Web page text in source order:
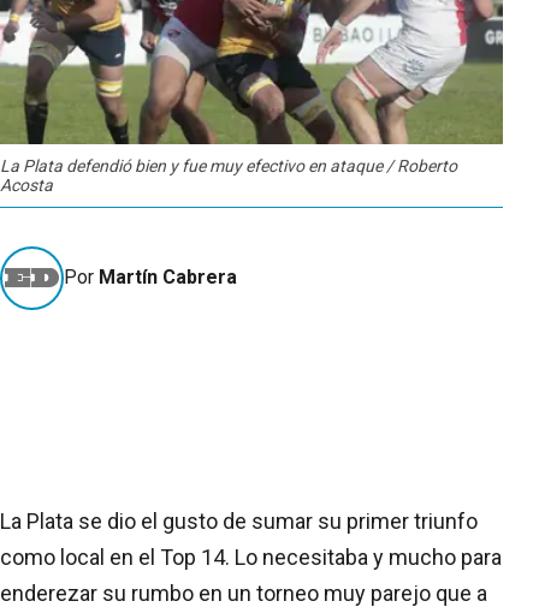
La Plata defendió bien y fue muy efectivo en ataque / Roberto
Acosta
Por Martín Cabrera
La Plata se dio el gusto de sumar su primer triunfo
como local en el Top 14. Lo necesitaba y mucho para
enderezar su rumbo en un torneo muy parejo que a